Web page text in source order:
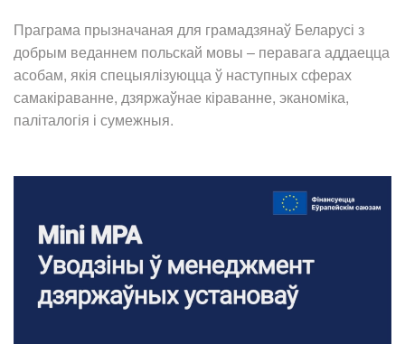
Праграма прызначаная для грамадзянаў Беларусі з
добрым веданнем польскай мовы – перавага аддаецца
асобам, якія спецыялізуюцца ў наступных сферах
самакіраванне, дзяржаўнае кіраванне, эканоміка,
паліталогія і сумежныя.